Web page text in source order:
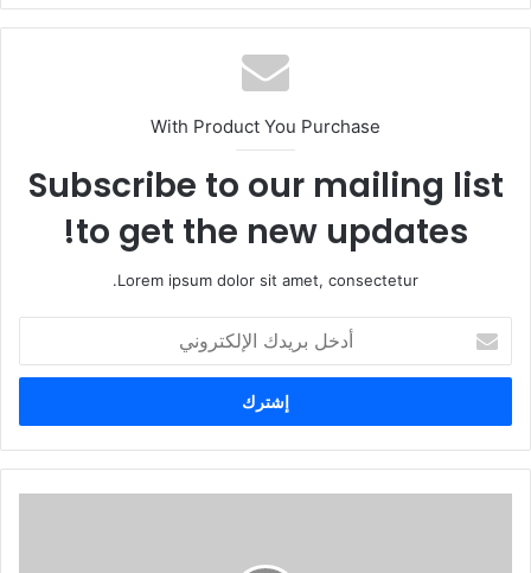
With Product You Purchase
Subscribe to our mailing list
to get the new updates!
Lorem ipsum dolor sit amet, consectetur.
خ
ب
ر